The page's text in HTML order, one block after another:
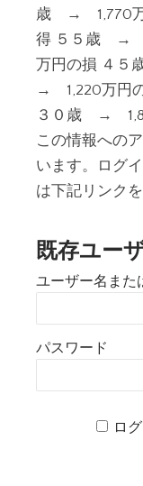
歳 → 1,770
得 ５５歳 →
万円の損 ４
→ 1,220万円
３０歳 →
この情報への
います。ログ
は下記リンク
既存ユー
ユーザー名また
パスワード
ロ